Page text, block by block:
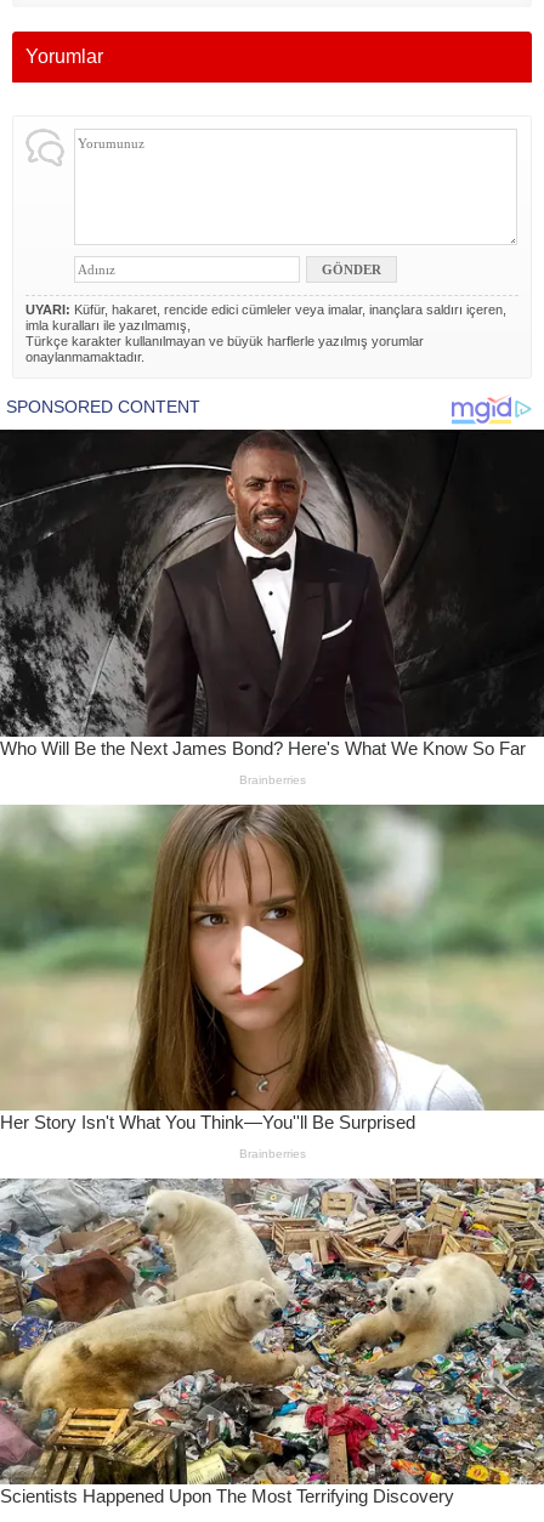
Yorumlar
UYARI: Küfür, hakaret, rencide edici cümleler veya imalar, inançlara saldırı içeren,
imla kuralları ile yazılmamış,
Türkçe karakter kullanılmayan ve büyük harflerle yazılmış yorumlar
onaylanmamaktadır.